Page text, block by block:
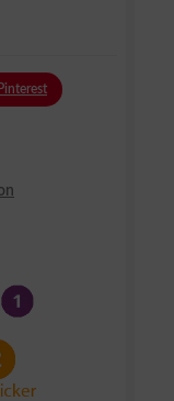
Pinterest